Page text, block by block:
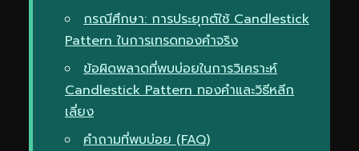
กรณีศึกษา: การประยุกต์ใช้ Candlestick
Pattern ในการเทรดทองคำจริง
ข้อผิดพลาดที่พบบ่อยในการวิเคราะห์
Candlestick Pattern ทองคำและวิธีหลีก
เลี่ยง
คำถามที่พบบ่อย (FAQ)